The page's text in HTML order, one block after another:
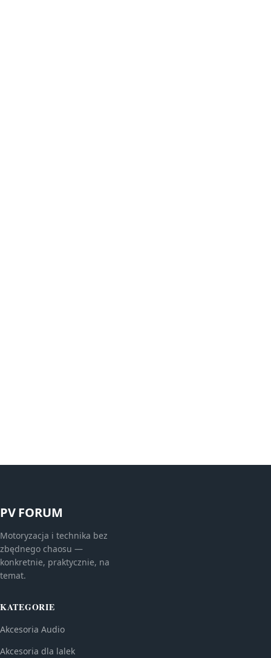
PV FORUM
Motoryzacja i technika bez
zbędnego chaosu —
konkretnie, praktycznie, na
temat.
KATEGORIE
Akcesoria Audio
Akcesoria dla lalek